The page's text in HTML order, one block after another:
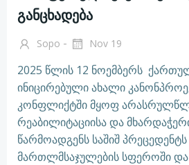
განცხადება
Sopo - Nov 19
2025 წლის 12 ნოემბერს
ინიცირებული ახალი
კონფლიქტში მყოფ
რეაბილიტაციისა და
წარმოადგენს საშიშ
მართლმსაჯულების სფეროში